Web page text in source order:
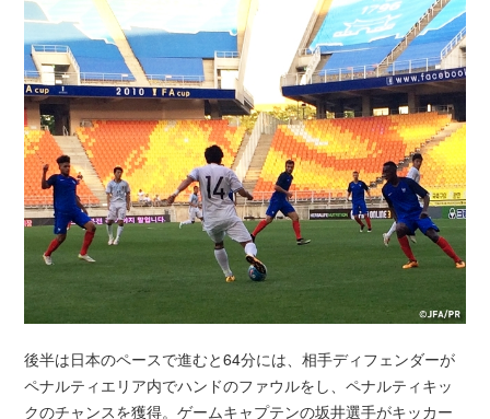
後半は日本のペースで進むと64分には、相手ディフェンダーが
ペナルティエリア内でハンドのファウルをし、ペナルティキッ
クのチャンスを獲得。ゲームキャプテンの坂井選手がキッカー